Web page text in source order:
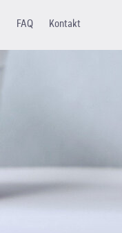
FAQ Kontakt